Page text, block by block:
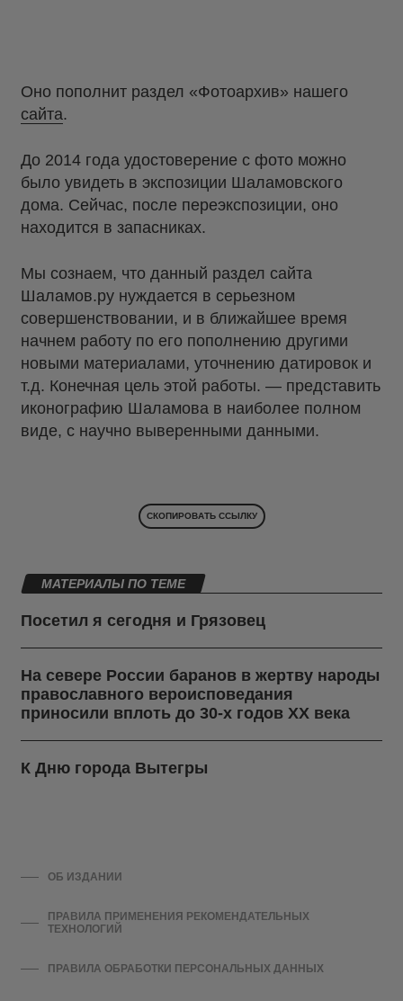
Оно пополнит раздел «Фотоархив» нашего
сайта.
До 2014 года удостоверение с фото можно
было увидеть в экспозиции Шаламовского
дома. Сейчас, после переэкспозиции, оно
находится в запасниках.
Мы сознаем, что данный раздел сайта
Шаламов.ру нуждается в серьезном
совершенствовании, и в ближайшее время
начнем работу по его пополнению другими
новыми материалами, уточнению датировок и
т.д. Конечная цель этой работы. — представить
иконографию Шаламова в наиболее полном
виде, с научно выверенными данными.
СКОПИРОВАТЬ ССЫЛКУ
МАТЕРИАЛЫ ПО ТЕМЕ
Посетил я сегодня и Грязовец
На севере России баранов в жертву народы
православного вероисповедания
приносили вплоть до 30-х годов ХХ века
К Дню города Вытегры
ОБ ИЗДАНИИ
ПРАВИЛА ПРИМЕНЕНИЯ РЕКОМЕНДАТЕЛЬНЫХ
ТЕХНОЛОГИЙ
ПРАВИЛА ОБРАБОТКИ ПЕРСОНАЛЬНЫХ ДАННЫХ